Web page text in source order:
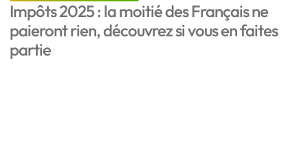
Impôts 2025 : la moitié des Français ne
paieront rien, découvrez si vous en faites
partie